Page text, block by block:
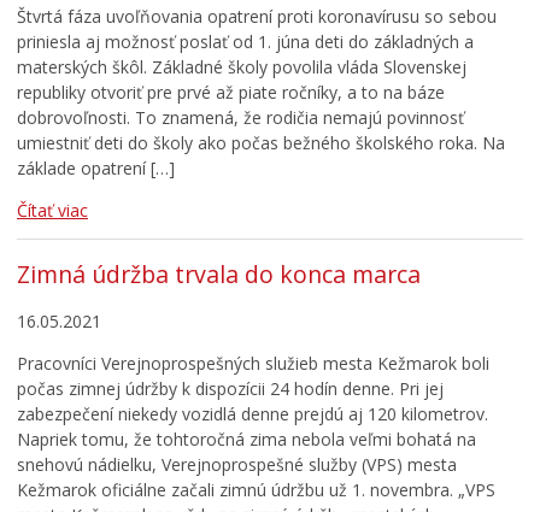
Štvrtá fáza uvoľňovania opatrení proti koronavírusu so sebou
priniesla aj možnosť poslať od 1. júna deti do základných a
materských škôl. Základné školy povolila vláda Slovenskej
republiky otvoriť pre prvé až piate ročníky, a to na báze
dobrovoľnosti. To znamená, že rodičia nemajú povinnosť
umiestniť deti do školy ako počas bežného školského roka. Na
základe opatrení […]
Čítať viac
Zimná údržba trvala do konca marca
16.05.2021
Pracovníci Verejnoprospešných služieb mesta Kežmarok boli
počas zimnej údržby k dispozícii 24 hodín denne. Pri jej
zabezpečení niekedy vozidlá denne prejdú aj 120 kilometrov.
Napriek tomu, že tohtoročná zima nebola veľmi bohatá na
snehovú nádielku, Verejnoprospešné služby (VPS) mesta
Kežmarok oficiálne začali zimnú údržbu už 1. novembra. „VPS